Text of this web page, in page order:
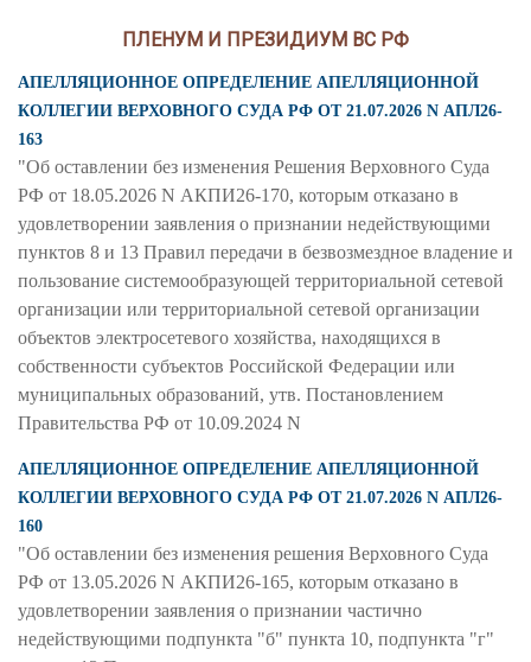
ПЛЕНУМ И ПРЕЗИДИУМ ВС РФ
АПЕЛЛЯЦИОННОЕ ОПРЕДЕЛЕНИЕ АПЕЛЛЯЦИОННОЙ
КОЛЛЕГИИ ВЕРХОВНОГО СУДА РФ ОТ 21.07.2026 N АПЛ26-
163
"Об оставлении без изменения Решения Верховного Суда
РФ от 18.05.2026 N АКПИ26-170, которым отказано в
удовлетворении заявления о признании недействующими
пунктов 8 и 13 Правил передачи в безвозмездное владение и
пользование системообразующей территориальной сетевой
организации или территориальной сетевой организации
объектов электросетевого хозяйства, находящихся в
собственности субъектов Российской Федерации или
муниципальных образований, утв. Постановлением
Правительства РФ от 10.09.2024 N
АПЕЛЛЯЦИОННОЕ ОПРЕДЕЛЕНИЕ АПЕЛЛЯЦИОННОЙ
КОЛЛЕГИИ ВЕРХОВНОГО СУДА РФ ОТ 21.07.2026 N АПЛ26-
160
"Об оставлении без изменения решения Верховного Суда
РФ от 13.05.2026 N АКПИ26-165, которым отказано в
удовлетворении заявления о признании частично
недействующими подпункта "б" пункта 10, подпункта "г"